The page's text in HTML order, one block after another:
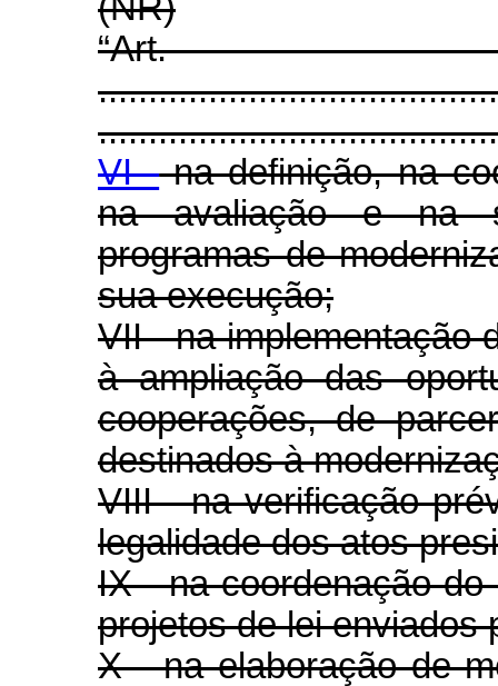
VI -na definição, na
na avaliação e na
programas de
sua execução;
VII - na implementação
à ampliação das
cooperações, de
destinados à
VIII - na verificação
legalidade dos atos
IX - na coordenação
projetos de lei enviados
X - na elaboração de